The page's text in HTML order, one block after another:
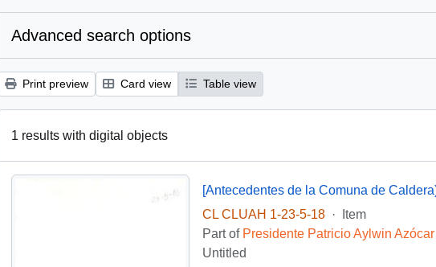
Advanced search options
Print preview Card view Table view
1 results with digital objects
[Antecedentes de la Comuna de
CL CLUAH 1-23-5-18
·
Item
Part of Presidente Patricio Aylwin
Untitled